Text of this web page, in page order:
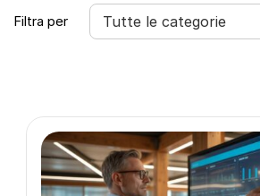
Filtra per Tutte le categorie